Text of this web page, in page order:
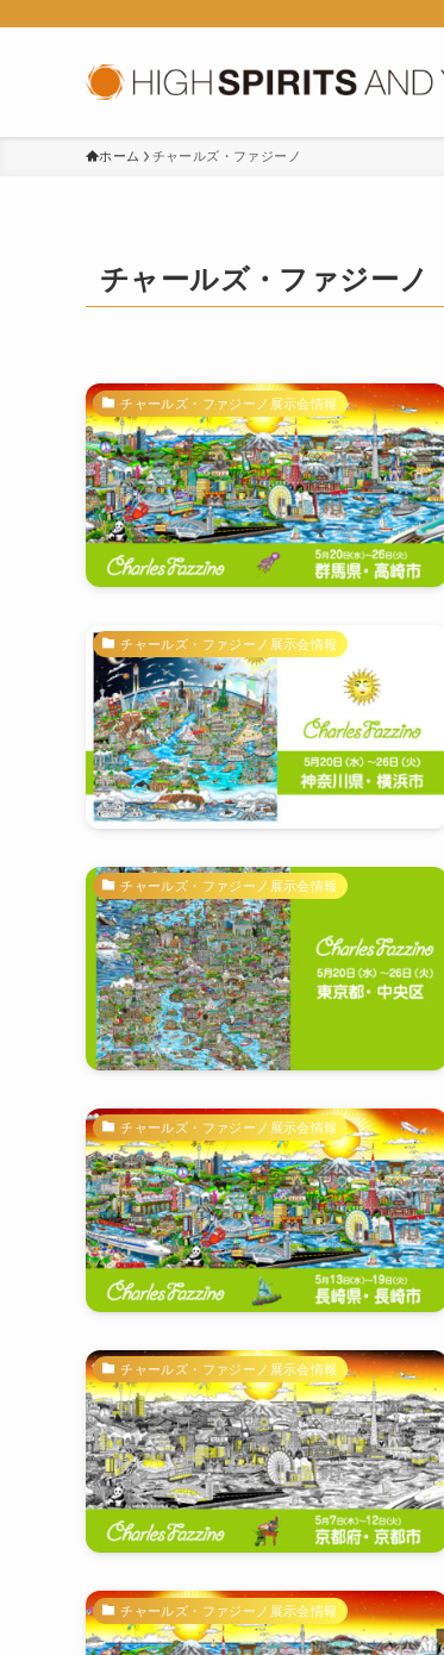
ホーム チャールズ・ファジーノ
チャールズ・ファジーノ
チャールズ・ファジーノ展示会情報
チャールズ・ファジーノ展示会情報
チャールズ・ファジーノ展示会情報
チャールズ・ファジーノ展示会情報
チャールズ・ファジーノ展示会情報
チャールズ・ファジーノ展示会情報